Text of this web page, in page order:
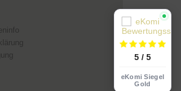
5 / 5
eKomi Siegel
Gold